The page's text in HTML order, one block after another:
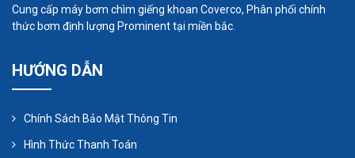
Mua bơm hóa chất cũ nhằm tiết kiệm chi phí là lựa
chọn khá sáng suốt nếu ngân sách của bạn còn
Cung cấp máy bơm chìm giếng khoan Coverco, Phân phối chính
thức bơm định lượng Prominent tại miền bắc.
HƯỚNG DẪN
Chính Sách Bảo Mật Thông Tin
Hình Thức Thanh Toán